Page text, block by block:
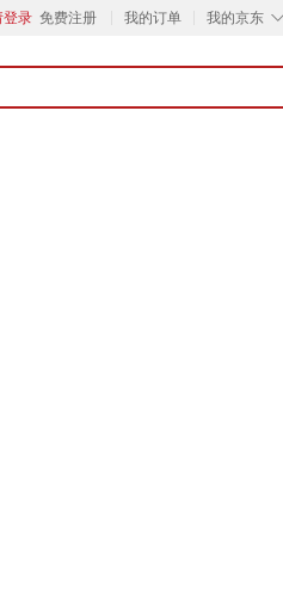
登录 免费注册 我的订单 ◇
我的京东